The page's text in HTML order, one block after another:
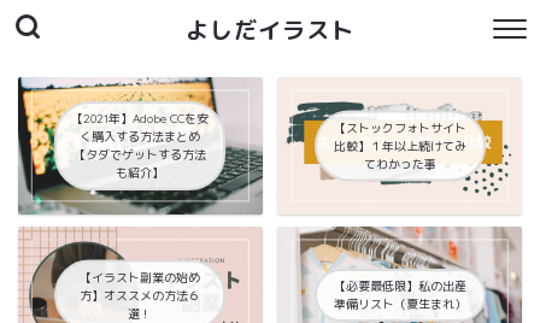
よしだイラスト
【2021年】Adobe CCを安
く購入する方法まとめ
【タダでゲットする方法
も紹介】
【ストックフォトサイト
比較】１年以上続けてみ
てわかった事
【イラスト副業の始め
方】オススメの方法６
選！
【必要最低限】私の出産
準備リスト（夏生まれ）